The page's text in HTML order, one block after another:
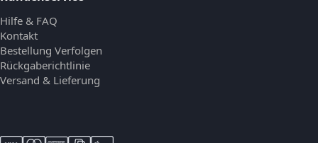
Hilfe & FAQ
Kontakt
Bestellung Verfolgen
Rückgaberichtlinie
Versand & Lieferung